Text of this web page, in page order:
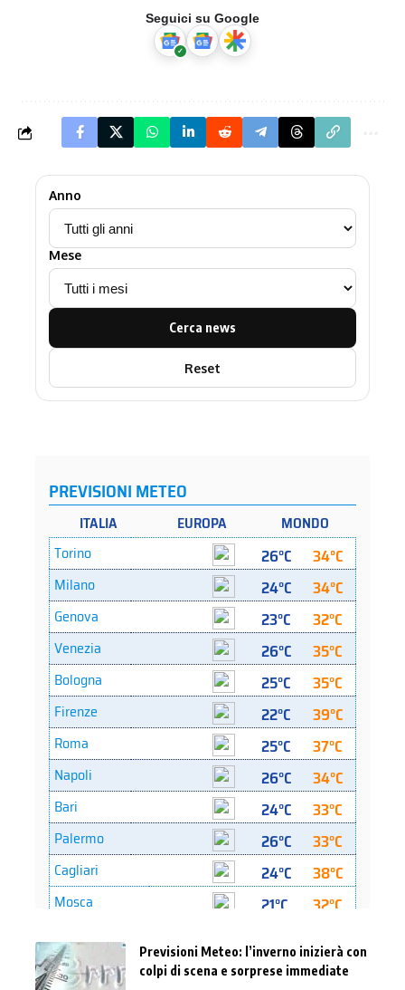
Seguici su Google
Anno
Mese
Cerca news
Reset
Previsioni Meteo: l’inverno inizierà con
colpi di scena e sorprese immediate